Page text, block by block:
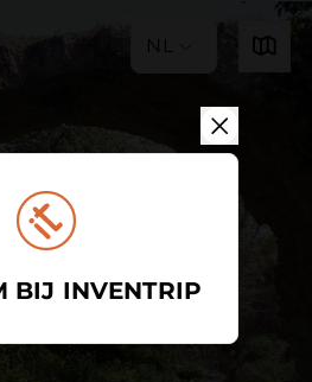
NL
BIJ INVENTRIP